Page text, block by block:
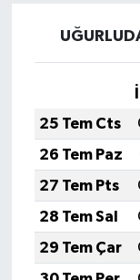
25 Tem Cts
26 Tem Paz
27 Tem Pts
28 Tem Sal
29 Tem Çar